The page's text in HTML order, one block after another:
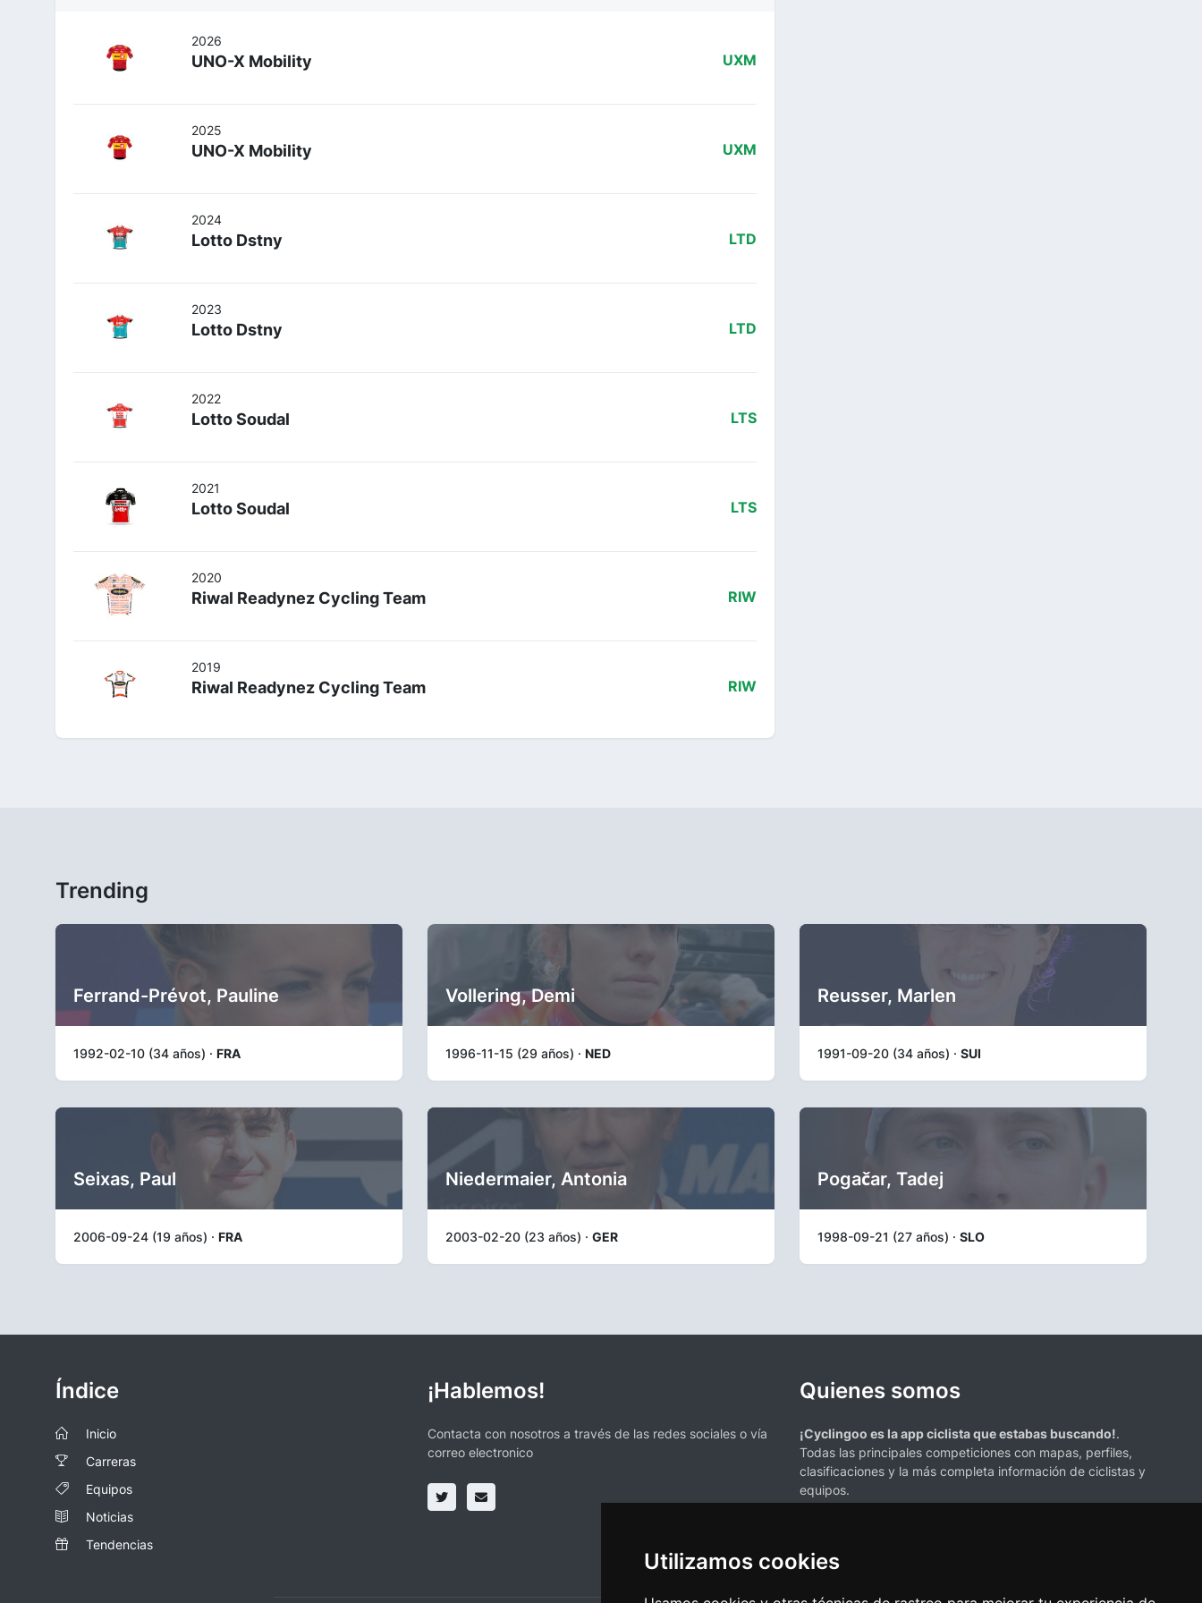
Utilizamos cookies
2026
UNO-X Mobility UXM
2025
UNO-X Mobility UXM
2024
Lotto Dstny LTD
2023
Lotto Dstny LTD
2022
Lotto Soudal LTS
2021
Lotto Soudal LTS
2020
Riwal Readynez Cycling Team RIW
2019
Riwal Readynez Cycling Team RIW
Trending
Ferrand-Prévot, Pauline
1992-02-10 (34 años) · FRA
Vollering, Demi
1996-11-15 (29 años) · NED
Reusser, Marlen
1991-09-20 (34 años) · SUI
Seixas, Paul
2006-09-24 (19 años) · FRA
Niedermaier, Antonia
2003-02-20 (23 años) · GER
Pogačar, Tadej
1998-09-21 (27 años) · SLO
Índice
Inicio
Carreras
Equipos
Noticias
Tendencias
¡Hablemos!
Contacta con nosotros a través de las redes sociales o vía
correo electronico
Quienes somos
¡Cyclingoo es la app ciclista que estabas buscando!.
Todas las principales competiciones con mapas, perfiles,
clasificaciones y la más completa información de ciclistas y
equipos.